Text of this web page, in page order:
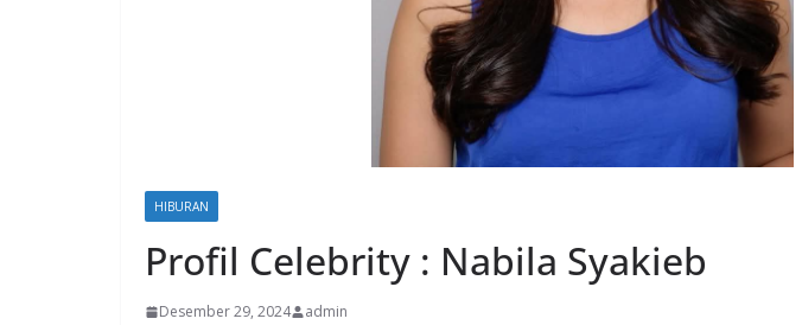
HIBURAN
Profil Celebrity : Nabila Syakieb
Desember 29, 2024 admin